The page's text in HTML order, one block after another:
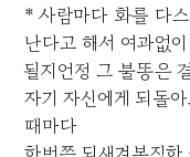
* 사람마다 화를 다
난다고 해서 여과없
될지언정 그 불똥은
자기 자신에게 되돌
때마다